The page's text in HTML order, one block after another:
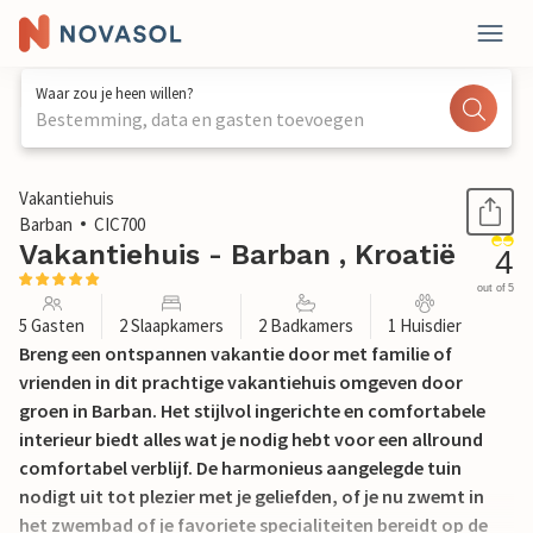
Waar zou je heen willen?
Bestemming, data en gasten toevoegen
1 / 32
Vakantiehuis
Barban
CIC700
Vakantiehuis - Barban , Kroatië 4
out of 5
5 Gasten 2 Slaapkamers 2 Badkamers 1 Huisdier
Breng een ontspannen vakantie door met familie of
vrienden in dit prachtige vakantiehuis omgeven door
groen in Barban. Het stijlvol ingerichte en comfortabele
interieur biedt alles wat je nodig hebt voor een allround
comfortabel verblijf. De harmonieus aangelegde tuin
nodigt uit tot plezier met je geliefden, of je nu zwemt in
het zwembad of je favoriete specialiteiten bereidt op de